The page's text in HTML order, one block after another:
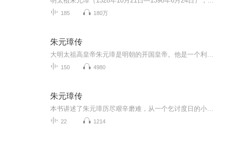
185 180万
朱元璋传
150 4980
朱元璋传
22 1214